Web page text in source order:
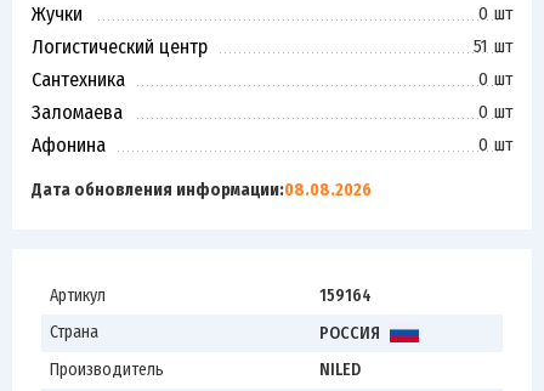
Жучки 0 шт
Логистический центр 51 шт
Сантехника 0 шт
Заломаева 0 шт
Афонина 0 шт
Дата обновления информации:08.08.2026
Артикул
159164
Страна
РОССИЯ
Производитель
NILED